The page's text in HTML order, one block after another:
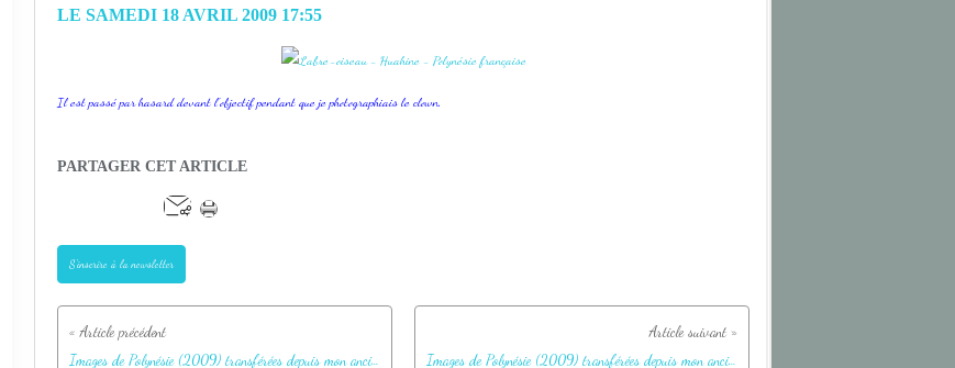
LE SAMEDI 18 AVRIL 2009 17:55
Il est passé par hasard devant l'objectif pendant que je photographiais le clown.
PARTAGER CET ARTICLE
S'inscrire à la newsletter
Images de Polynésie (2009) transférées depuis mon ancien blog Images de Polynésie (2009) transférées depuis mon ancien blog